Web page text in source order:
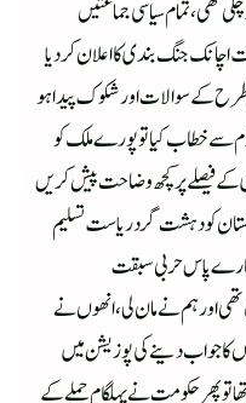
تھی،تمام سیاسی جماعتیں
جنگ بندی کا اعلان کر دیا
طرح کے سوالات اور شکوک پیدا ہو
سے خطاب کیا تو پورے ملک کو
فیصلے پر کچھ وضاحت پیش کریں
کو دہشت گرد ریاست تسلیم
پاس حربی سبقت
اور ہم نے مان لی،انھوں نے
کا جواب دینے کی پوزیشن میں
تو پھر حکومت نے پہلگام حملے کے